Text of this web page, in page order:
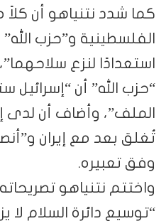
كما شدد نتنياهو أن
الفلسطينية و”حزب الله”
استعدادًا لنزع
“حزب الله” أن “إسرائيل
الملف”، وأضاف أن لدى
تُغلق بعد مع إيران
وفق تعبيره.
واختتم نتنياهو
“توسيع دائرة السلام لا